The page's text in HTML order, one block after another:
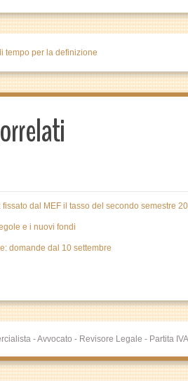
tempo per la definizione
dal MEF il tasso del secondo semestre
e i nuovi fondi
domande dal 10 settembre
- Avvocato - Revisore Legale - Partita